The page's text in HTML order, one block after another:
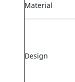
Material
Design